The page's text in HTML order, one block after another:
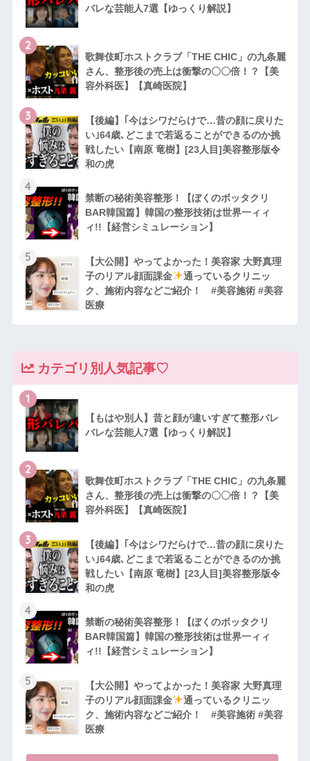
バレな芸能人7選【ゆっくり解説】
2
歌舞伎町ホストクラブ「THE CHIC」の九条麗
さん、整形後の売上は衝撃の〇〇倍！？【美
容外科医】【真崎医院】
3
【後編】｢今はシワだらけで…昔の顔に戻りた
い｣64歳､どこまで若返ることができるのか挑
戦したい【南原 竜樹】[23人目]美容整形版令
和の虎
4
禁断の秘術美容整形！【ぼくのボッタクリ
BAR韓国篇】韓国の整形技術は世界一ィィ
ィ!!【経営シミュレーション】
5
【大公開】やってよかった！美容家 大野真理
子のリアル顔面課金
通っているクリニッ
ク、施術内容などご紹介！ #美容施術 #美容
医療
カテゴリ別人気記事♡
1
【もはや別人】昔と顔が違いすぎて整形バレ
バレな芸能人7選【ゆっくり解説】
2
歌舞伎町ホストクラブ「THE CHIC」の九条麗
さん、整形後の売上は衝撃の〇〇倍！？【美
容外科医】【真崎医院】
3
【後編】｢今はシワだらけで…昔の顔に戻りた
い｣64歳､どこまで若返ることができるのか挑
戦したい【南原 竜樹】[23人目]美容整形版令
和の虎
4
禁断の秘術美容整形！【ぼくのボッタクリ
BAR韓国篇】韓国の整形技術は世界一ィィ
ィ!!【経営シミュレーション】
5
【大公開】やってよかった！美容家 大野真理
子のリアル顔面課金
通っているクリニッ
ク、施術内容などご紹介！ #美容施術 #美容
医療